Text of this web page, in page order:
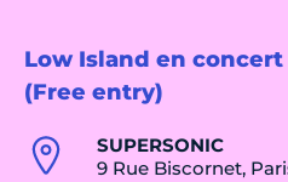
Low Island en
(Free entry)
SUPERSONIC
9 Rue Biscornet,